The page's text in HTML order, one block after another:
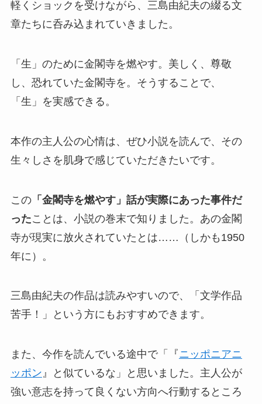
軽くショックを受けながら、三島由紀夫の綴る文
章たちに呑み込まれていきました。
「生」のために金閣寺を燃やす。美しく、尊敬
し、恐れていた金閣寺を。そうすることで、
「生」を実感できる。
本作の主人公の心情は、ぜひ小説を読んで、その
生々しさを肌身で感じていただきたいです。
この「金閣寺を燃やす」話が実際にあった事件だ
ったことは、小説の巻末で知りました。あの金閣
寺が現実に放火されていたとは……（しかも1950
年に）。
三島由紀夫の作品は読みやすいので、「文学作品
苦手！」という方にもおすすめできます。
また、今作を読んでいる途中で「『ニッポニアニ
ッポン』と似ているな」と思いました。主人公が
強い意志を持って良くない方向へ行動するところ